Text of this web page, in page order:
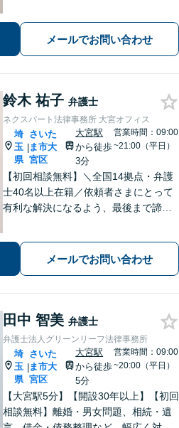
能です【休日・夜間対応可】親切かつ
丁寧な対応に定評あり
メールでお問い合わせ
鈴木 祐子 弁護士
ネクスパート法律事務所 大宮オフィス
埼
玉
県
|
さいた
ま市大
宮区
大宮駅
から徒歩
3分
営業時間：09:00
~21:00（平日）
【初回相談無料】＼全国14拠点・弁護
士40名以上在籍／依頼者さまにとって
有利な解決になるよう、最後まで諦め
談ください【夜間・休日対応】
メールでお問い合わせ
田中 智美 弁護士
弁護士法人グリーンリーフ法律事務所
埼
玉
県
|
さいた
ま市大
宮区
大宮駅
から徒歩
5分
営業時間：09:00
~20:00（平日）
【大宮駅5分】【開設30年以上】【初回
相談無料】離婚・男女問題、相続・遺